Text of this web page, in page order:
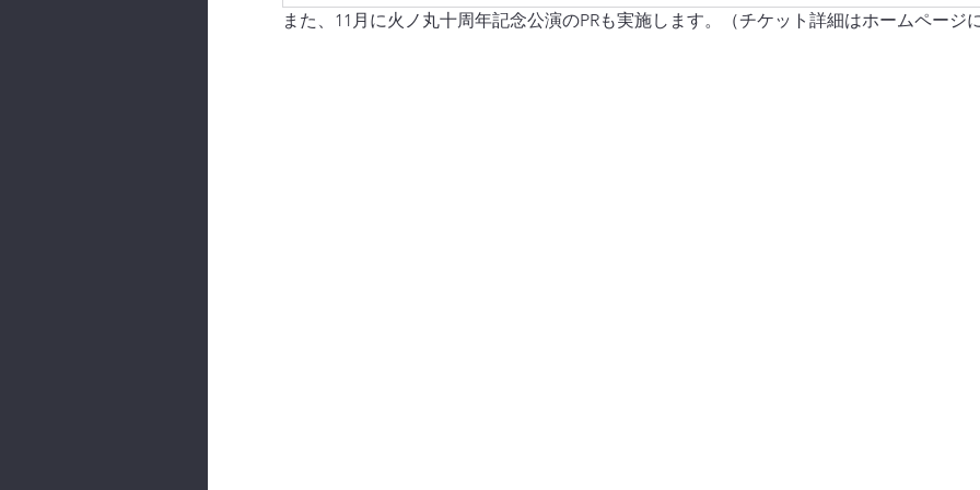
また、11月に火ノ丸十周年記念公演のPRも実施します。（チケット詳細はホームページ